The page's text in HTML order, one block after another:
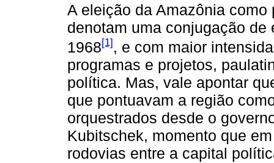
A eleição da Amazônia
denotam uma conjugação
1968[1], e com maior
programas e projetos,
política. Mas, vale apontar
que pontuavam a região
orquestrados desde o
Kubitschek, momento que
rodovias entre a capital